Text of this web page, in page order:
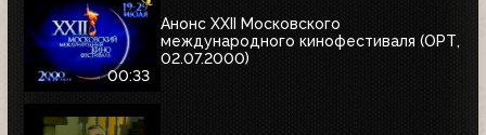
00:33
Анонс XXII Московского
международного кинофестиваля (ОРТ,
02.07.2000)